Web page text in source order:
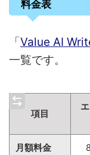
料金表
「Value AI
一覧です。
項目
月額料金